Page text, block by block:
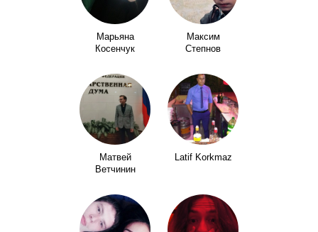
Марьяна
Косенчук
Максим
Степнов
Матвей
Ветчинин
Latif Korkmaz